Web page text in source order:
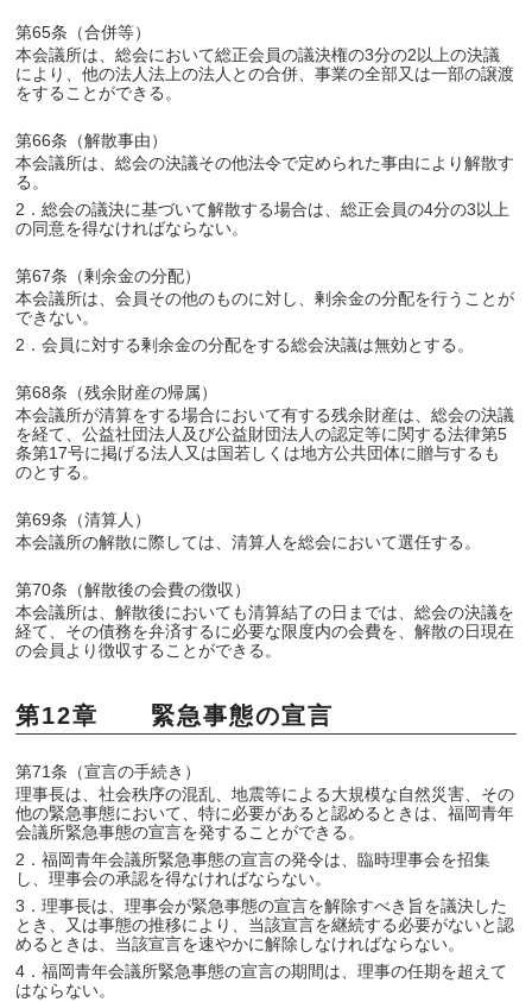
第65条（合併等）
本会議所は、総会において総正会員の議決権の3分の2以上の決議
により、他の法人法上の法人との合併、事業の全部又は一部の譲渡
をすることができる。
第66条（解散事由）
本会議所は、総会の決議その他法令で定められた事由により解散す
る。
2．総会の議決に基づいて解散する場合は、総正会員の4分の3以上
の同意を得なければならない。
第67条（剰余金の分配）
本会議所は、会員その他のものに対し、剰余金の分配を行うことが
できない。
2．会員に対する剰余金の分配をする総会決議は無効とする。
第68条（残余財産の帰属）
本会議所が清算をする場合において有する残余財産は、総会の決議
を経て、公益社団法人及び公益財団法人の認定等に関する法律第5
条第17号に掲げる法人又は国若しくは地方公共団体に贈与するも
のとする。
第69条（清算人）
本会議所の解散に際しては、清算人を総会において選任する。
第70条（解散後の会費の徴収）
本会議所は、解散後においても清算結了の日までは、総会の決議を
経て、その債務を弁済するに必要な限度内の会費を、解散の日現在
の会員より徴収することができる。
第12章 緊急事態の宣言
第71条（宣言の手続き）
理事長は、社会秩序の混乱、地震等による大規模な自然災害、その
他の緊急事態において、特に必要があると認めるときは、福岡青年
会議所緊急事態の宣言を発することができる。
2．福岡青年会議所緊急事態の宣言の発令は、臨時理事会を招集
し、理事会の承認を得なければならない。
3．理事長は、理事会が緊急事態の宣言を解除すべき旨を議決した
とき、又は事態の推移により、当該宣言を継続する必要がないと認
めるときは、当該宣言を速やかに解除しなければならない。
4．福岡青年会議所緊急事態の宣言の期間は、理事の任期を超えて
はならない。